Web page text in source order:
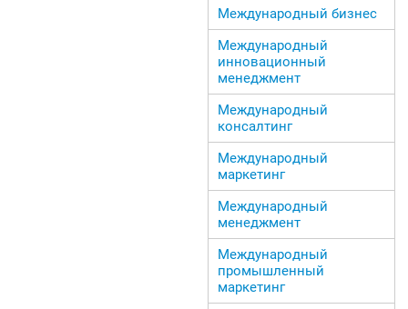
Международный бизнес
Международный
инновационный
менеджмент
Международный
консалтинг
Международный
маркетинг
Международный
менеджмент
Международный
промышленный
маркетинг